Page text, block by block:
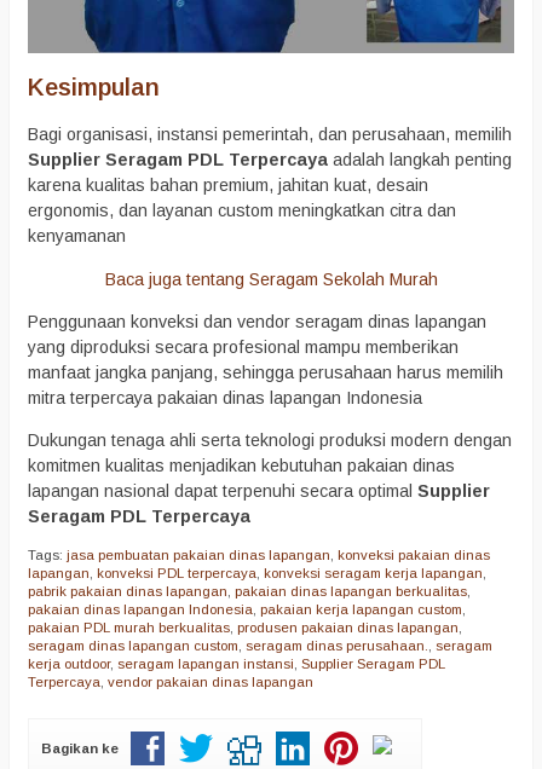
Kesimpulan
Bagi organisasi, instansi pemerintah, dan perusahaan, memilih
Supplier Seragam PDL Terpercaya adalah langkah penting
karena kualitas bahan premium, jahitan kuat, desain
ergonomis, dan layanan custom meningkatkan citra dan
kenyamanan
Baca juga tentang Seragam Sekolah Murah
Penggunaan konveksi dan vendor seragam dinas lapangan
yang diproduksi secara profesional mampu memberikan
manfaat jangka panjang, sehingga perusahaan harus memilih
mitra terpercaya pakaian dinas lapangan Indonesia
Dukungan tenaga ahli serta teknologi produksi modern dengan
komitmen kualitas menjadikan kebutuhan pakaian dinas
lapangan nasional dapat terpenuhi secara optimal Supplier
Seragam PDL Terpercaya
Tags: jasa pembuatan pakaian dinas lapangan
konveksi pakaian dinas
lapangan
konveksi PDL terpercaya konveksi seragam kerja lapangan
pabrik pakaian dinas lapangan pakaian dinas lapangan berkualitas
pakaian dinas lapangan Indonesia pakaian kerja lapangan custom
pakaian PDL murah berkualitas produsen pakaian dinas lapangan
seragam dinas lapangan custom seragam dinas perusahaan.
seragam
kerja outdoor, seragam lapangan instansi Supplier Seragam PDL
Terpercaya vendor pakaian dinas lapangan
Bagikan ke